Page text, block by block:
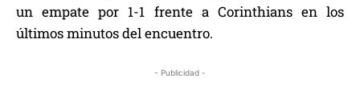
un empate por 1-1 frente a Corinthians en los
últimos minutos del encuentro.
- Publicidad -